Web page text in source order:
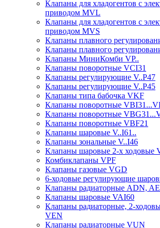
Клапаны для хладогентов с
приводом MVL
Клапаны для хладогентов с
приводом MVS
Клапаны плавного
Клапаны плавного
Клапаны МиниКомби VP..
Клапаны поворотные VCI31
Клапаны регулирующие V..P47
Клапаны регулирующие V..P45
Клапаны типа бабочка VKF
Клапаны поворотные
Клапаны поворотные
Клапаны поворотные VBF21
Клапаны шаровые V..I61..
Клапаны зональные V..I46
Клапаны шаровые 2-х ходовые
Комбиклапаны VPF
Клапаны газовые VGD
6-ходовые регулирующие
Клапаны радиаторные ADN,
Клапаны шаровые VAI60
Клапаны радиаторные, 2-
VEN
Клапаны радиаторные VUN